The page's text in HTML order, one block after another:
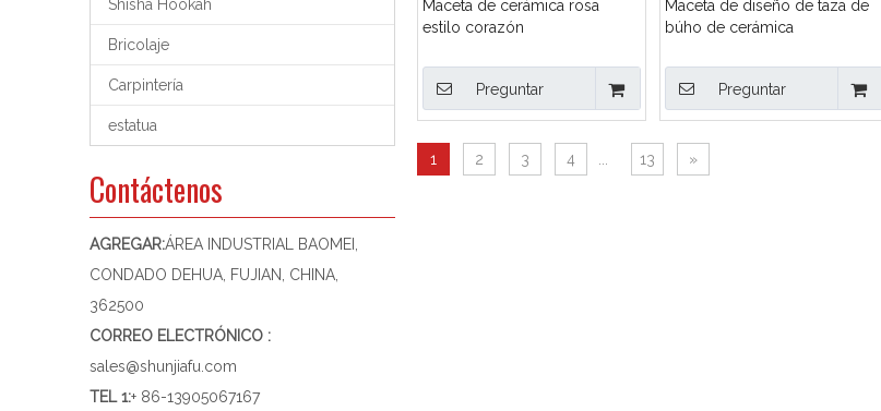
Shisha Hookah
Bricolaje
Carpintería
estatua
Contáctenos
AGREGAR:ÁREA INDUSTRIAL BAOMEI,
CONDADO DEHUA, FUJIAN, CHINA,
362500
CORREO ELECTRÓNICO :
sales@shunjiafu.com
TEL 1:+ 86-13905067167
Maceta de cerámica rosa
estilo corazón
Preguntar
Maceta de diseño de taza de
búho de cerámica
Preguntar
1 2 3 4 13 »